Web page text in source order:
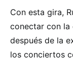
Con esta gira,
conectar con la
después de la
los conciertos